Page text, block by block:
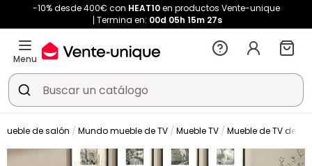
-10% desde 400€ con HEAT10en productos Vente-unique
Termina en: 00d 05h 15m 26s
Menu
Mueble de salón Mundo mueble de TV Mueble TV Mueble de TV de